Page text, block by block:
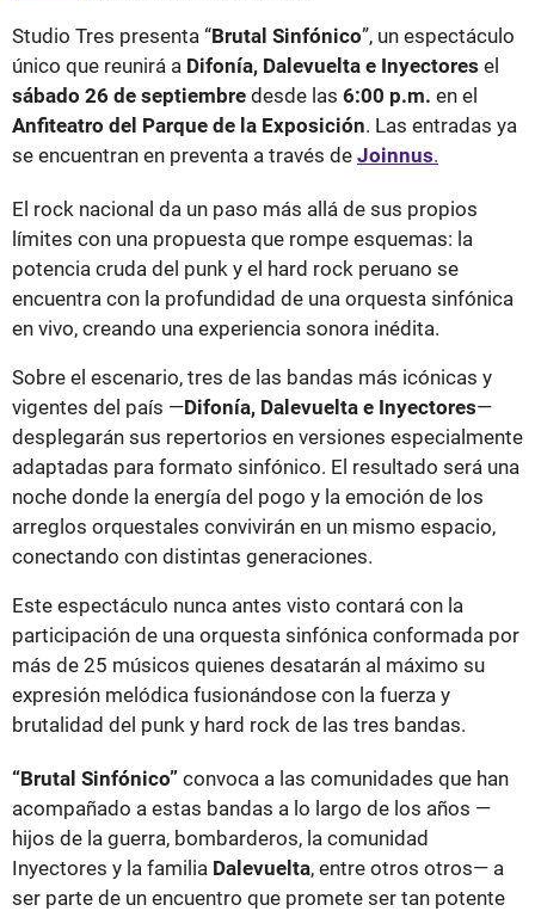
Studio Tres presenta “Brutal Sinfónico”, un espectáculo
único que reunirá a Difonía, Dalevuelta e Inyectores el
sábado 26 de septiembre desde las 6:00 p.m. en el
Anfiteatro del Parque de la Exposición. Las entradas ya
se encuentran en preventa a través de Joinnus.
El rock nacional da un paso más allá de sus propios
límites con una propuesta que rompe esquemas: la
potencia cruda del punk y el hard rock peruano se
encuentra con la profundidad de una orquesta sinfónica
en vivo, creando una experiencia sonora inédita.
Sobre el escenario, tres de las bandas más icónicas y
vigentes del país —Difonía, Dalevuelta e Inyectores—
desplegarán sus repertorios en versiones especialmente
adaptadas para formato sinfónico. El resultado será una
noche donde la energía del pogo y la emoción de los
arreglos orquestales convivirán en un mismo espacio,
conectando con distintas generaciones.
Este espectáculo nunca antes visto contará con la
participación de una orquesta sinfónica conformada por
más de 25 músicos quienes desatarán al máximo su
expresión melódica fusionándose con la fuerza y
brutalidad del punk y hard rock de las tres bandas.
“Brutal Sinfónico” convoca a las comunidades que han
acompañado a estas bandas a lo largo de los años —
hijos de la guerra, bombarderos, la comunidad
Inyectores y la familia Dalevuelta, entre otros otros— a
ser parte de un encuentro que promete ser tan potente